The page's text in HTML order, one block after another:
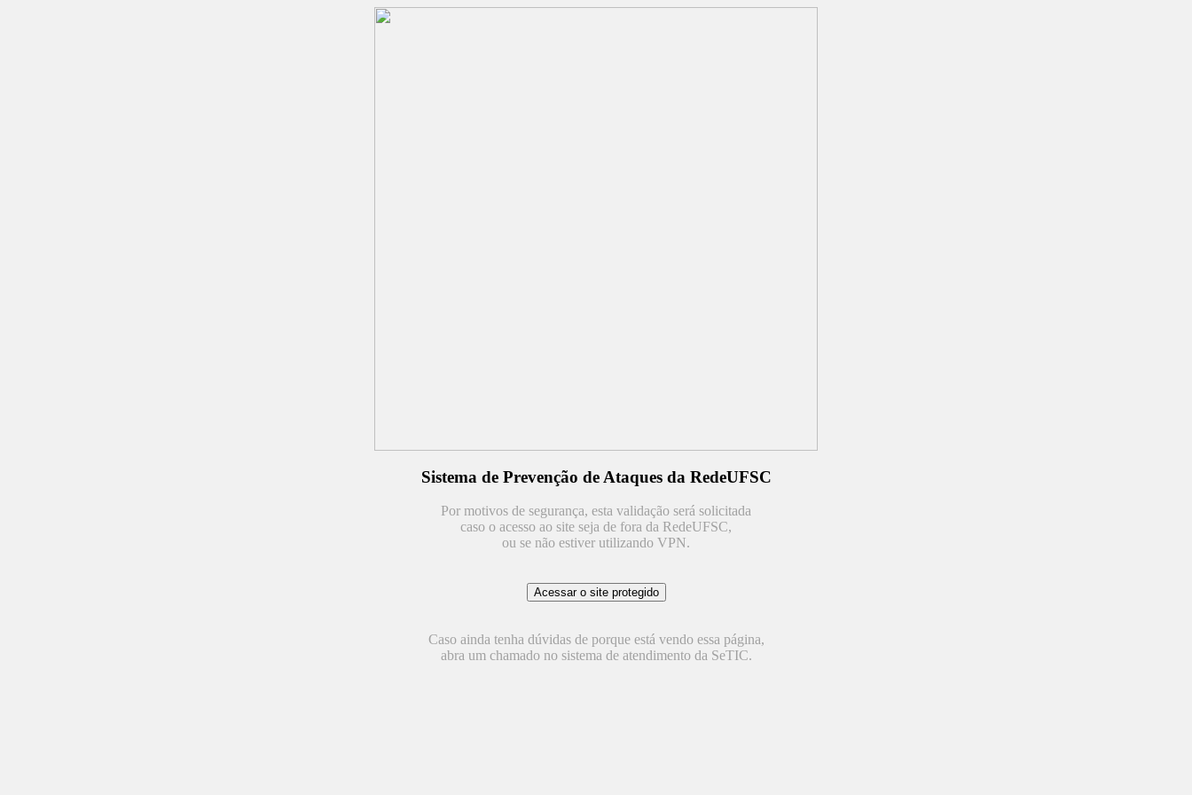
Sistema de Prevenção de Ataques da RedeUFSC
Por motivos de segurança, esta validação será solicitada
caso o acesso ao site seja de fora da RedeUFSC,
ou se não estiver utilizando VPN.
Caso ainda tenha dúvidas de porque está vendo essa página,
abra um chamado no sistema de atendimento da SeTIC.